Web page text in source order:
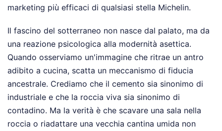
marketing più efficaci di qualsiasi stella Michelin.
Il fascino del sotterraneo non nasce dal palato, ma da
una reazione psicologica alla modernità asettica.
Quando osserviamo un'immagine che ritrae un antro
adibito a cucina, scatta un meccanismo di fiducia
ancestrale. Crediamo che il cemento sia sinonimo di
industriale e che la roccia viva sia sinonimo di
contadino. Ma la verità è che scavare una sala nella
roccia o riadattare una vecchia cantina umida non